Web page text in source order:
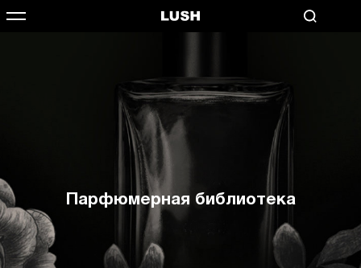
Парфюмерная библиотека